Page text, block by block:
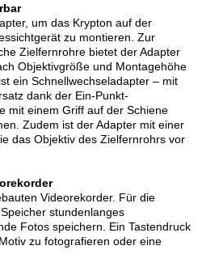
um das Krypton auf der
zu montieren. Zur
Zielfernrohre bietet der Adapter
Objektivgröße und Montagehöhe
ein Schnellwechseladapter – mit
dank der Ein-Punkt-
mit einem Griff auf der Schiene
Zudem ist der Adapter mit einer
das Objektiv des Zielfernrohrs vor
Videorekorder. Für die
stundenlanges
Fotos speichern. Ein Tastendruck
zu fotografieren oder eine